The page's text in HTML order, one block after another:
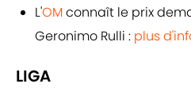
L'OMconnaît le prix
Geronimo Rulli : plus
LIGA